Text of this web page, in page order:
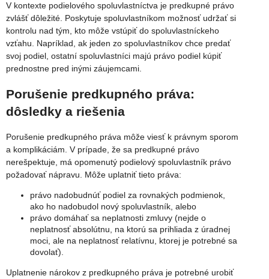
V kontexte podielového spoluvlastníctva je predkupné právo
zvlášť dôležité. Poskytuje spoluvlastníkom možnosť udržať si
kontrolu nad tým, kto môže vstúpiť do spoluvlastníckeho
vzťahu. Napríklad, ak jeden zo spoluvlastníkov chce predať
svoj podiel, ostatní spoluvlastníci majú právo podiel kúpiť
prednostne pred inými záujemcami.
Porušenie predkupného práva:
dôsledky a riešenia
Porušenie predkupného práva môže viesť k právnym sporom
a komplikáciám. V prípade, že sa predkupné právo
nerešpektuje, má opomenutý podielový spoluvlastník právo
požadovať nápravu. Môže uplatniť tieto práva:
právo nadobudnúť podiel za rovnakých podmienok,
ako ho nadobudol nový spoluvlastník, alebo
právo domáhať sa neplatnosti zmluvy (nejde o
neplatnosť absolútnu, na ktorú sa prihliada z úradnej
moci, ale na neplatnosť relatívnu, ktorej je potrebné sa
dovolať).
Uplatnenie nárokov z predkupného práva je potrebné urobiť